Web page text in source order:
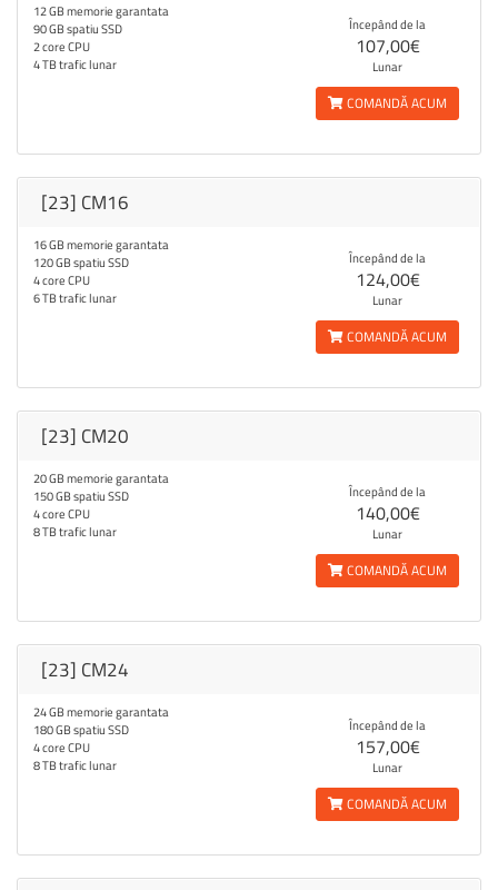
12 GB memorie garantata
90 GB spatiu SSD
2 core CPU
4 TB trafic lunar
Începând de la
107,00€
Lunar
COMANDĂ ACUM
[23] CM16
16 GB memorie garantata
120 GB spatiu SSD
4 core CPU
6 TB trafic lunar
Începând de la
124,00€
Lunar
COMANDĂ ACUM
[23] CM20
20 GB memorie garantata
150 GB spatiu SSD
4 core CPU
8 TB trafic lunar
Începând de la
140,00€
Lunar
COMANDĂ ACUM
[23] CM24
24 GB memorie garantata
180 GB spatiu SSD
4 core CPU
8 TB trafic lunar
Începând de la
157,00€
Lunar
COMANDĂ ACUM